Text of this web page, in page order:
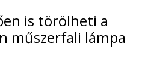
is törölheti a
műszerfali lámpa